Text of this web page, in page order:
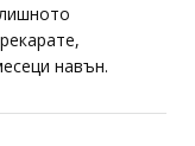
навън.